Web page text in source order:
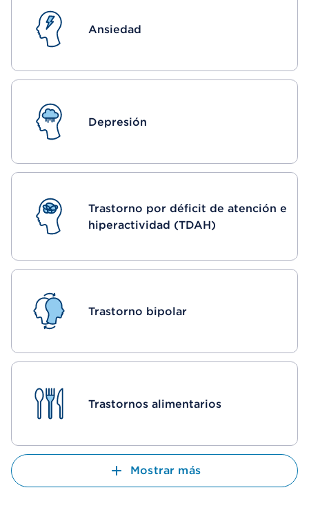
Ansiedad
Depresión
Trastorno por déficit de atención e
hiperactividad (TDAH)
Trastorno bipolar
Trastornos alimentarios
Mostrar más